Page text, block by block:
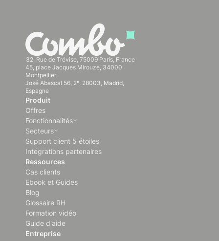
32, Rue de Trévise, 75009 Paris, France
45, place Jacques Mirouze, 34000
Montpellier
José Abascal 56, 2º, 28003, Madrid,
Espagne
Produit
Offres
Fonctionnalités
Secteurs
Support client 5 étoiles
Intégrations partenaires
Ressources
Cas clients
Ebook et Guides
Blog
Glossaire RH
Formation vidéo
Guide d'aide
Entreprise